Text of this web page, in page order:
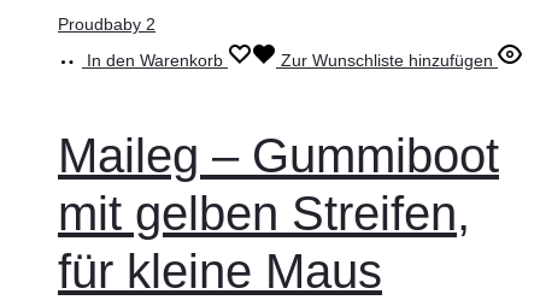
In den Warenkorb Zur Wunschliste hinzufügen
Maileg – Gummiboot
mit gelben Streifen,
für kleine Maus